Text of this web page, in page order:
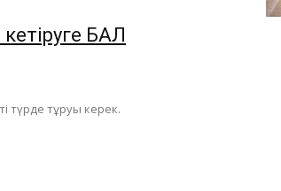
кетіруге БАЛ
түрде тұруы керек.